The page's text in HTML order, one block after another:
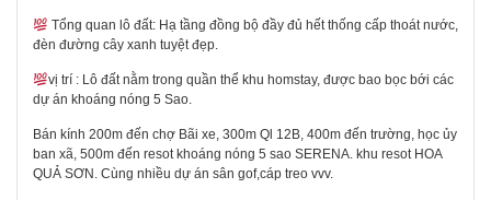
Tổng quan lô đất: Hạ tầng đồng bộ đầy đủ hết thống cấp thoát nước,
đèn đường cây xanh tuyệt đẹp.
vị trí : Lô đất nằm trong quần thể khu homstay, được bao bọc bới các
dự án khoáng nóng 5 Sao.
Bán kính 200m đến chợ Bãi xe, 300m Ql 12B, 400m đến trường, học ủy
ban xã, 500m đến resot khoáng nóng 5 sao SERENA. khu resot HOA
QUẢ SƠN. Cùng nhiều dự án sân gof,cáp treo vvv.